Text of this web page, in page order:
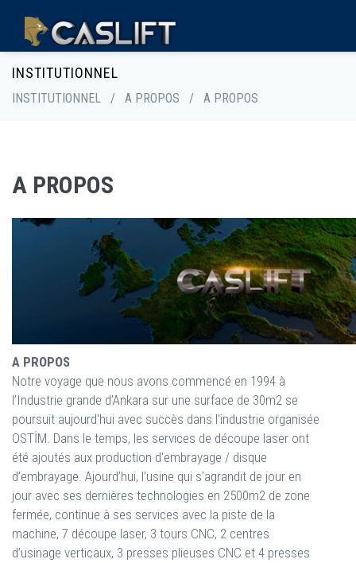
INSTITUTIONNEL
INSTITUTIONNEL / A PROPOS / A PROPOS
A PROPOS
A PROPOS
Notre voyage que nous avons commencé en 1994 à
l’Industrie grande d’Ankara sur une surface de 30m2 se
poursuit aujourd'hui avec succès dans l'industrie organisée
OSTİM. Dans le temps, les services de découpe laser ont
été ajoutés aux production d'embrayage / disque
d’embrayage. Ajourd’hui, l’usine qui s’agrandit de jour en
jour avec ses dernières technologies en 2500m2 de zone
fermée, continue à ses services avec la piste de la
machine, 7 découpe laser, 3 tours CNC, 2 centres
d’usinage verticaux, 3 presses plieuses CNC et 4 presses